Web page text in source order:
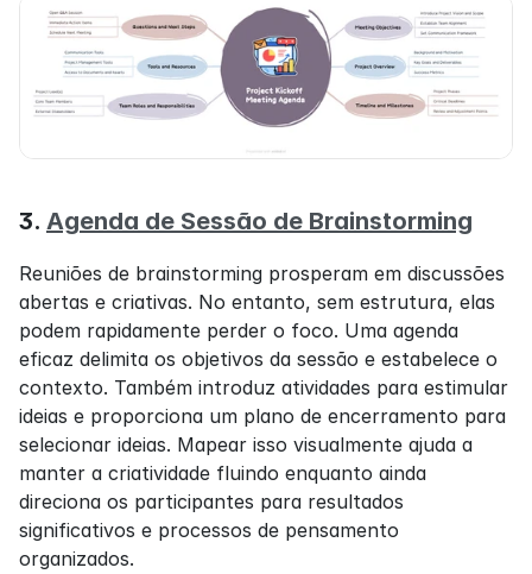
3. Agenda de Sessão de Brainstorming
Reuniões de brainstorming prosperam em discussões
abertas e criativas. No entanto, sem estrutura, elas
podem rapidamente perder o foco. Uma agenda
eficaz delimita os objetivos da sessão e estabelece o
contexto. Também introduz atividades para estimular
ideias e proporciona um plano de encerramento para
selecionar ideias. Mapear isso visualmente ajuda a
manter a criatividade fluindo enquanto ainda
direciona os participantes para resultados
significativos e processos de pensamento
organizados.